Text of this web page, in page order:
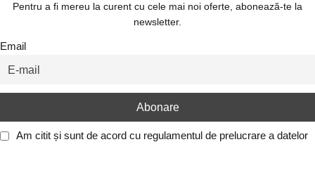
Pentru a fi mereu la curent cu cele mai noi oferte, abonează-te la
newsletter.
Email
Am citit și sunt de acord cu regulamentul de prelucrare a datelor